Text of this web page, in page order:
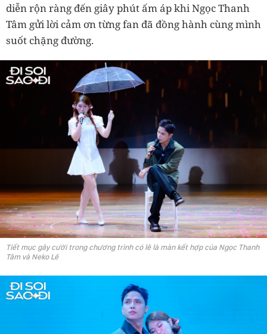
diễn rộn ràng đến giây phút ấm áp khi Ngọc Thanh
Tâm gửi lời cảm ơn từng fan đã đồng hành cùng mình
suốt chặng đường.
Tiết mục gây cười trong chương trình có lẽ là màn kết hợp của Ngọc Thanh
Tâm và Neko Lê